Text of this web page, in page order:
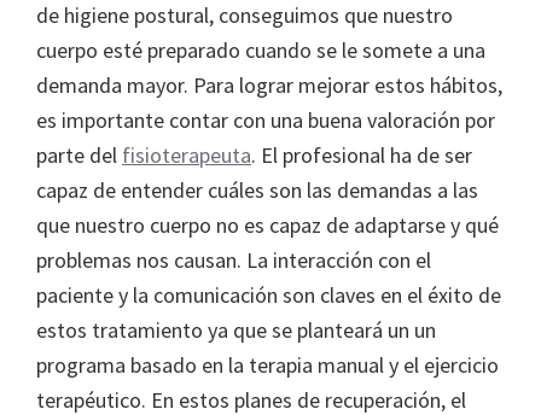
de higiene postural, conseguimos que nuestro
cuerpo esté preparado cuando se le somete a una
demanda mayor. Para lograr mejorar estos hábitos,
es importante contar con una buena valoración por
parte del fisioterapeuta. El profesional ha de ser
capaz de entender cuáles son las demandas a las
que nuestro cuerpo no es capaz de adaptarse y qué
problemas nos causan. La interacción con el
paciente y la comunicación son claves en el éxito de
estos tratamiento ya que se planteará un un
programa basado en la terapia manual y el ejercicio
terapéutico. En estos planes de recuperación, el